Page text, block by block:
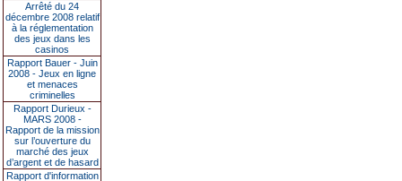
Arrêté du 24
décembre 2008 relatif
à la réglementation
des jeux dans les
casinos
Rapport Bauer - Juin
2008 - Jeux en ligne
et menaces
criminelles
Rapport Durieux -
MARS 2008 -
Rapport de la mission
sur l’ouverture du
marché des jeux
d’argent et de hasard
Rapport d'information